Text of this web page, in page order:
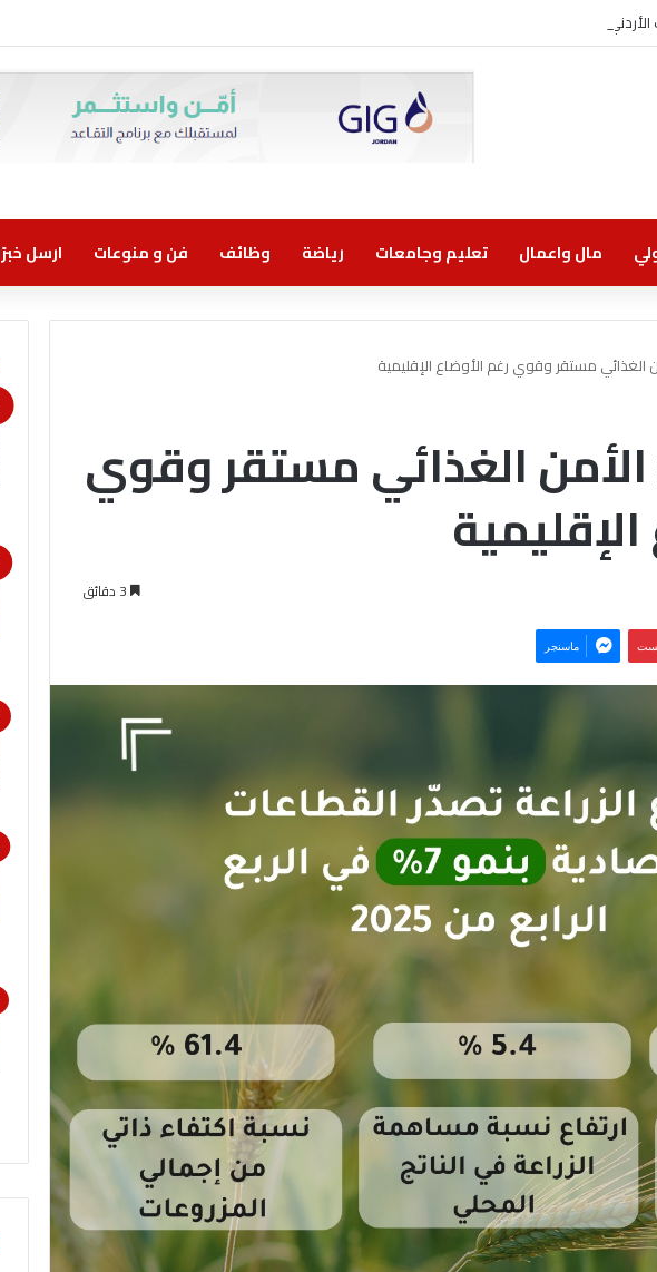
الأردني الكويتي يوقع اتفاقية تعاون مع الشركة الأردنية لضمان القروض للانضمام إلى برنامج “الضمان من أجل
مال واعمال تعليم وجامعات رياضة وظائف فن و منوعات ارسل
الغذائي مستقر وقوي رغم الأوضاع الإقليمية
الأمن الغذائي مستقر وقوي
ماسنجر